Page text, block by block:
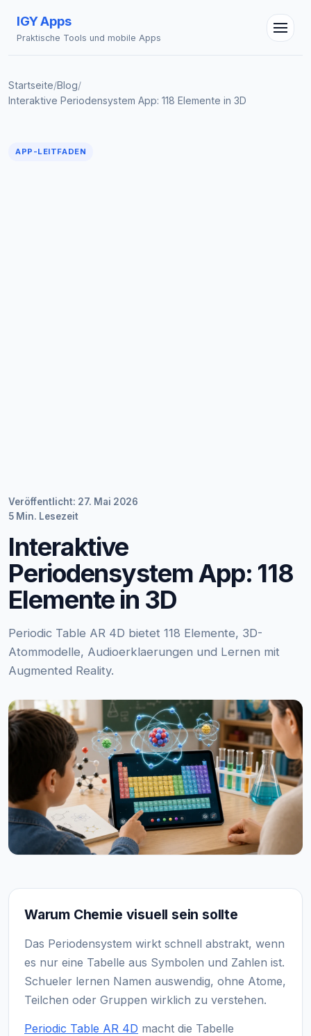
IGY Apps
Praktische Tools und mobile Apps
Startseite/Blog/
Interaktive Periodensystem App: 118 Elemente in 3D
APP-LEITFADEN
Veröffentlicht: 27. Mai 2026
5 Min. Lesezeit
Interaktive
Periodensystem App: 118
Elemente in 3D
Periodic Table AR 4D bietet 118 Elemente, 3D-
Atommodelle, Audioerklaerungen und Lernen mit
Augmented Reality.
Warum Chemie visuell sein sollte
Das Periodensystem wirkt schnell abstrakt, wenn
es nur eine Tabelle aus Symbolen und Zahlen ist.
Schueler lernen Namen auswendig, ohne Atome,
Teilchen oder Gruppen wirklich zu verstehen.
Periodic Table AR 4D macht die Tabelle